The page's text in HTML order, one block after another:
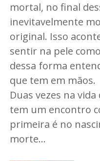
mortal, no final
inevitavelmente
original. Isso
sentir na pele
dessa forma
que tem em mãos.
Duas vezes na
tem um encontro
primeira é no
morte...